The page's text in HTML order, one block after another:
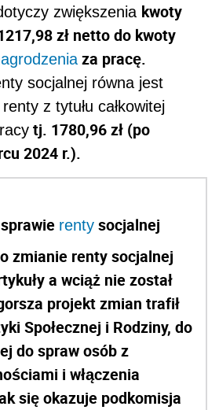
zwiększenia kwoty
zł netto do kwoty
za pracę.
socjalnej równa jest
z tytułu całkowitej
tj. 1780,96 zł (po
2024 r.).
renty socjalnej
zmianie renty socjalnej
a wciąż nie został
projekt zmian trafił
Społecznej i Rodziny, do
do spraw osób z
i włączenia
się okazuje podkomisja